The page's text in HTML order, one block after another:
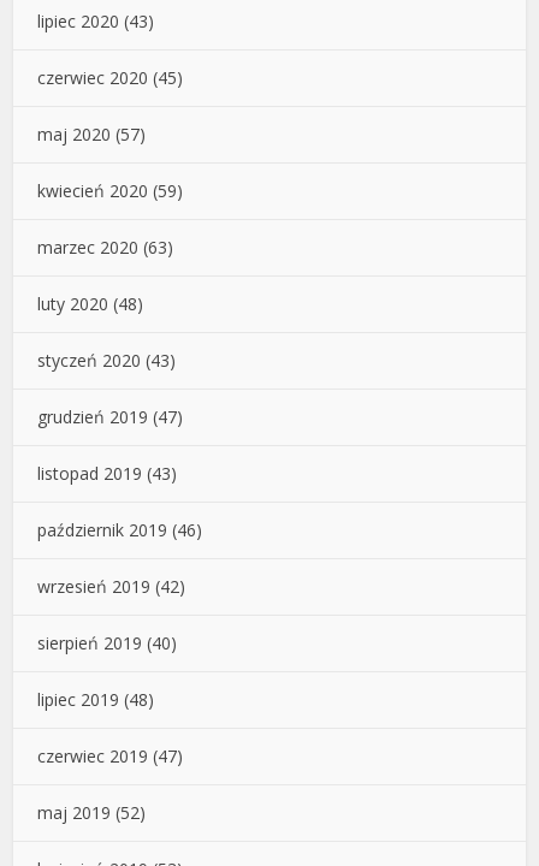
lipiec 2020 (43)
czerwiec 2020 (45)
maj 2020 (57)
kwiecień 2020 (59)
marzec 2020 (63)
luty 2020 (48)
styczeń 2020 (43)
grudzień 2019 (47)
listopad 2019 (43)
październik 2019 (46)
wrzesień 2019 (42)
sierpień 2019 (40)
lipiec 2019 (48)
czerwiec 2019 (47)
maj 2019 (52)